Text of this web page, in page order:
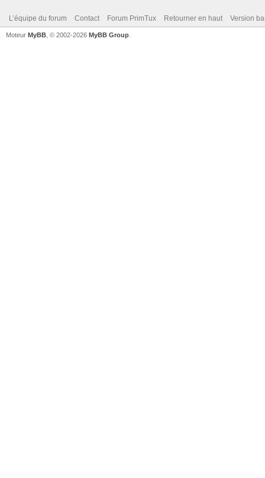
L’équipe du forum Contact Forum PrimTux Retourner en haut Version
Moteur MyBB , © 2002-2026 MyBB Group